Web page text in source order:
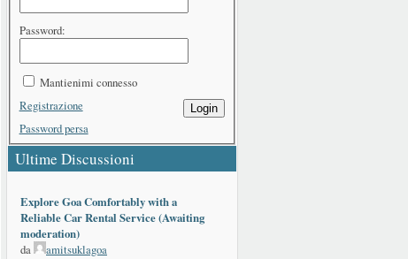
Password:
Mantienimi connesso
Login
Registrazione
Password persa
Ultime Discussioni
Explore Goa Comfortably with a
Reliable Car Rental Service (Awaiting
moderation)
da
amitsuklagoa